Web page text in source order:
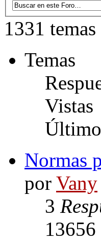
1331 temas
Temas
Vistas
Normas
por Vany
3
13656